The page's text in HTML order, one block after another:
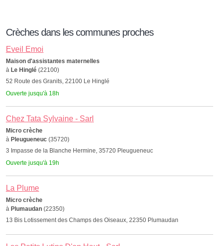
Crèches dans les communes proches
Eveil Emoi
Maison d'assistantes maternelles
à Le Hinglé (22100)
52 Route des Granits, 22100 Le Hinglé
Ouverte jusqu'à 18h
Chez Tata Sylvaine - Sarl
Micro crèche
à Pleugueneuc (35720)
3 Impasse de la Blanche Hermine, 35720 Pleugueneuc
Ouverte jusqu'à 19h
La Plume
Micro crèche
à Plumaudan (22350)
13 Bis Lotissement des Champs des Oiseaux, 22350 Plumaudan